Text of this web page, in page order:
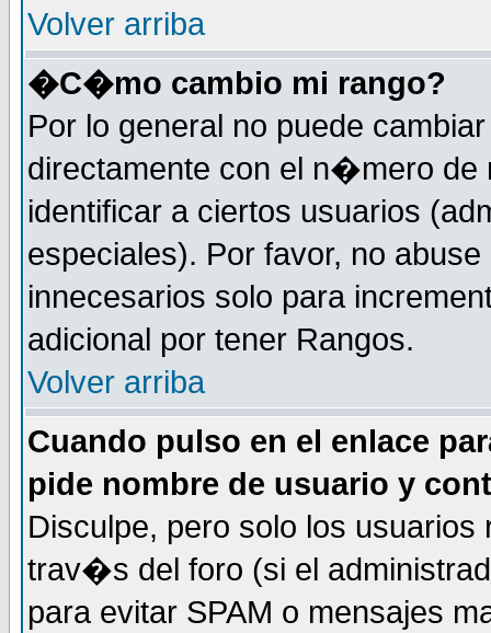
Volver arriba
�C�mo cambio mi rango?
Por lo general no puede
directamente con el n�mero de
identificar a ciertos usuarios
especiales). Por favor, no
innecesarios solo para
adicional por tener Rangos.
Volver arriba
Cuando pulso en el enlace
pide nombre de usuario y
Disculpe, pero solo los
trav�s del foro (si el
para evitar SPAM o mensajes